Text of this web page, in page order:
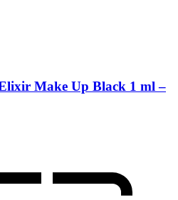
Make Up Black 1 ml –